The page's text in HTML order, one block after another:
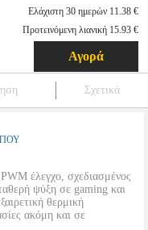
Ελάχιστη 30 ημερών 11.38 €
Προτεινόμενη λιανική 15.93 €
Αγορά
Σχετικά
έλεγχο, σχεδιασμένος
ψύξη σε gaming και
θερμική
ακόμη και σε